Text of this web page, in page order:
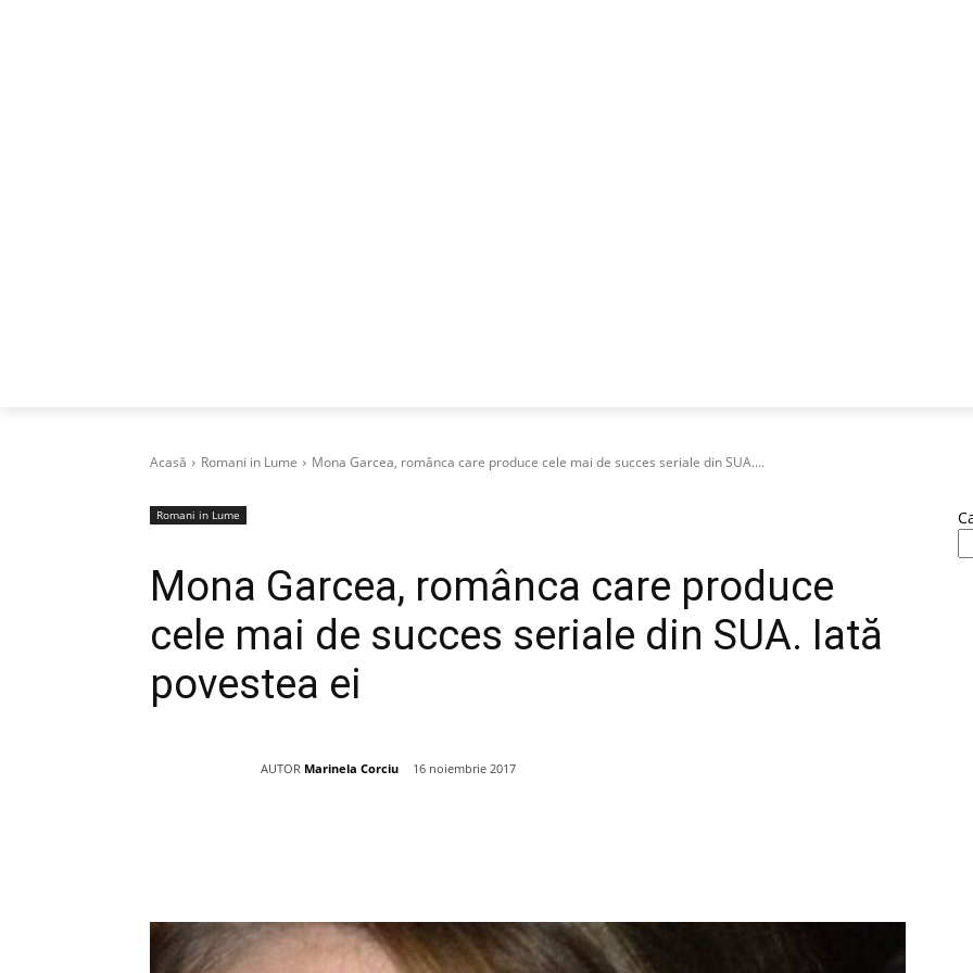
Acasă Romani in Lume Mona Garcea, românca care produce cele mai de succes seriale din SUA....
Romani in Lume
Mona Garcea, românca care produce
cele mai de succes seriale din SUA. Iată
povestea ei
AUTOR Marinela Corciu 16 noiembrie 2017